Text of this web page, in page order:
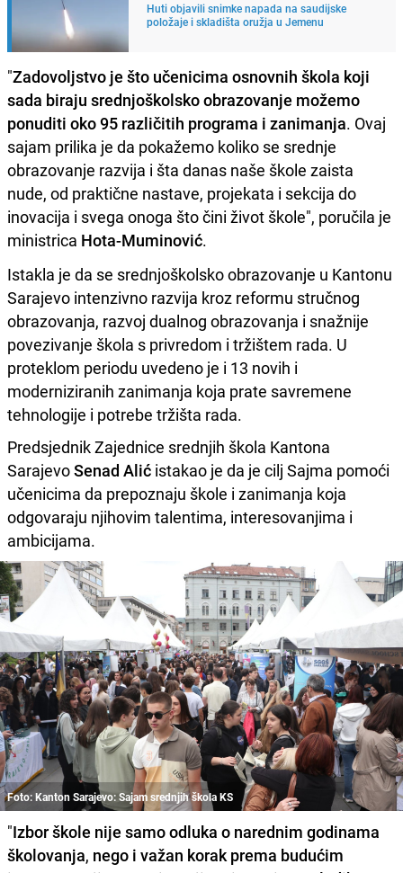
Huti objavili snimke napada na saudijske
položaje i skladišta oružja u Jemenu
"Zadovoljstvo je što učenicima osnovnih škola koji
sada biraju srednjoškolsko obrazovanje možemo
ponuditi oko 95 različitih programa i zanimanja. Ovaj
sajam prilika je da pokažemo koliko se srednje
obrazovanje razvija i šta danas naše škole zaista
nude, od praktične nastave, projekata i sekcija do
inovacija i svega onoga što čini život škole", poručila je
ministrica Hota-Muminović.
Istakla je da se srednjoškolsko obrazovanje u Kantonu
Sarajevo intenzivno razvija kroz reformu stručnog
obrazovanja, razvoj dualnog obrazovanja i snažnije
povezivanje škola s privredom i tržištem rada. U
proteklom periodu uvedeno je i 13 novih i
moderniziranih zanimanja koja prate savremene
tehnologije i potrebe tržišta rada.
Predsjednik Zajednice srednjih škola Kantona
SarajevoSenad Alić istakao je da je cilj Sajma pomoći
učenicima da prepoznaju škole i zanimanja koja
odgovaraju njihovim talentima, interesovanjima i
ambicijama.
Foto: Kanton Sarajevo: Sajam srednjih škola KS
"Izbor škole nije samo odluka o narednim godinama
školovanja, nego i važan korak prema budućim